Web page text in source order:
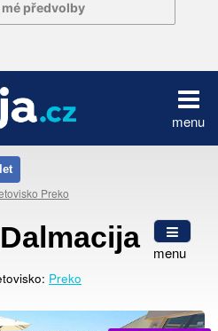
předvolby
menu
Preko
menu
Preko